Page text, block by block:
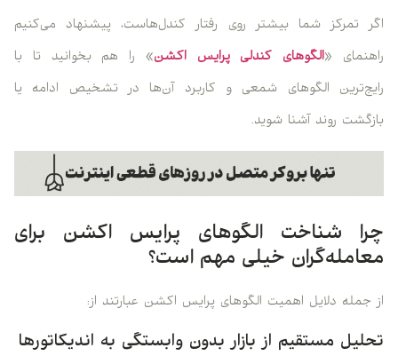
اگر تمرکز شما بیشتر روی رفتار کندل‌هاست، پیشنهاد می‌کنیم
راهنمای «الگوهای کندلی پرایس اکشن» را هم بخوانید تا با
رایج‌ترین الگوهای شمعی و کاربرد آن‌ها در تشخیص ادامه یا
بازگشت روند آشنا شوید.
چرا شناخت الگوهای پرایس اکشن برای
معامله‌گران خیلی مهم است؟
از جمله دلایل اهمیت الگوهای پرایس اکشن عبارتند از:
تحلیل مستقیم از بازار بدون وابستگی به اندیکاتورها